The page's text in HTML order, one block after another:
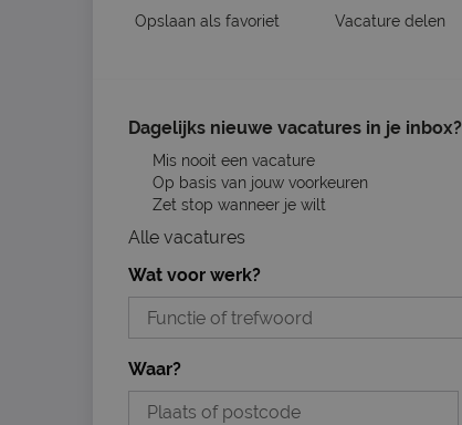
Opslaan als favoriet Vacature delen
Dagelijks nieuwe vacatures in je inbox?
Mis nooit een vacature
Op basis van jouw voorkeuren
Zet stop wanneer je wilt
Alle vacatures
Wat voor werk?
Waar?